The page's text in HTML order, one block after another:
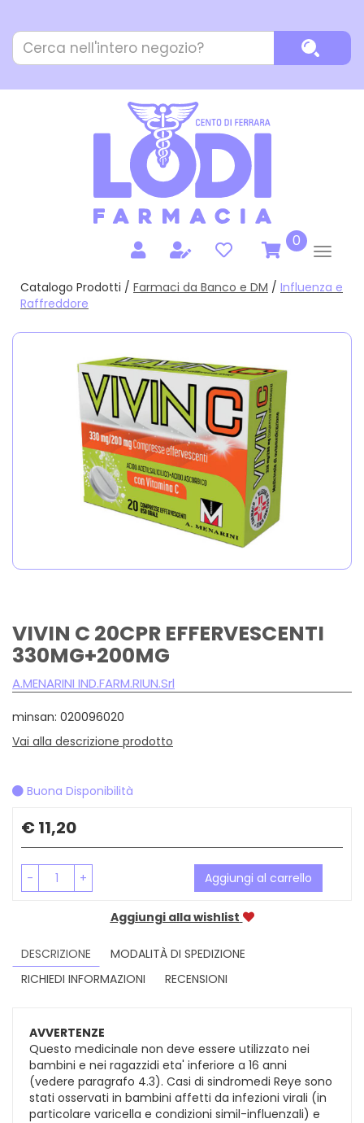
contenuto
principale
Cerca
Prodotto
0prodotti
inseriti
Catalogo Prodotti / Farmaci da Banco e DM / Influenza e
Raffreddore
VIVIN C 20CPR EFFERVESCENTI
330MG+200MG
A.MENARINI IND.FARM.RIUN.Srl
minsan: 020096020
Vai alla descrizione prodotto
Buona Disponibilità
Prezzo
€ 11,20
- + Aggiungi al carrello
Aggiungi alla wishlist
DESCRIZIONE
MODALITÀ DI SPEDIZIONE
RICHIEDI INFORMAZIONI
RECENSIONI
AVVERTENZE
Questo medicinale non deve essere utilizzato nei
bambini e nei ragazzidi eta' inferiore a 16 anni
(vedere paragrafo 4.3). Casi di sindromedi Reye sono
stati osservati in bambini affetti da infezioni virali (in
particolare varicella e condizioni simil-influenzali) e